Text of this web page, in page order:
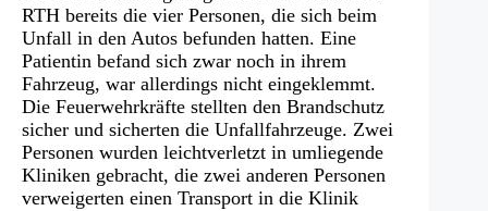
RTH bereits die vier Personen, die sich beim
Unfall in den Autos befunden hatten. Eine
Patientin befand sich zwar noch in ihrem
Fahrzeug, war allerdings nicht eingeklemmt.
Die Feuerwehrkräfte stellten den Brandschutz
sicher und sicherten die Unfallfahrzeuge. Zwei
Personen wurden leichtverletzt in umliegende
Kliniken gebracht, die zwei anderen Personen
verweigerten einen Transport in die Klinik